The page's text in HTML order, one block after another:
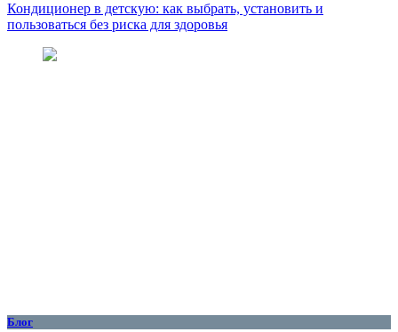
Кондиционер в детскую: как выбрать, установить и
пользоваться без риска для здоровья
Блог